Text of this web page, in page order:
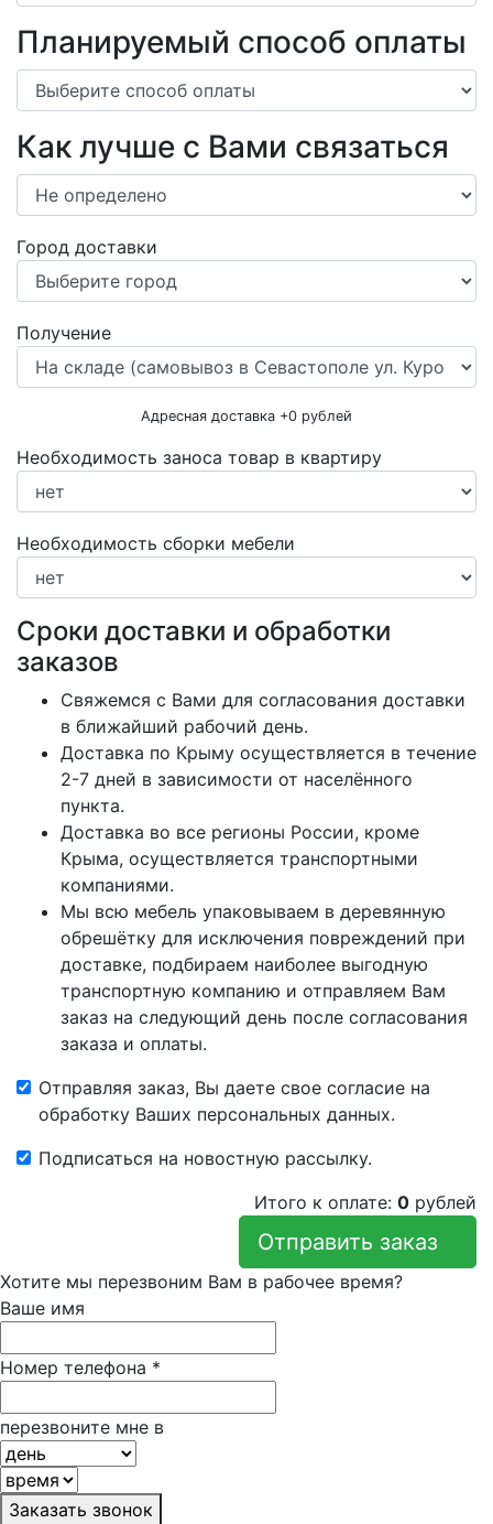
Планируемый способ оплаты
Как лучше с Вами связаться
Город доставки
Получение
Адресная доставка +0 рублей
Необходимость заноса товар в квартиру
Необходимость сборки мебели
Сроки доставки и обработки
заказов
Свяжемся с Вами для согласования доставки
в ближайший рабочий день.
Доставка по Крыму осуществляется в течение
2-7 дней в зависимости от населённого
пункта.
Доставка во все регионы России, кроме
Крыма, осуществляется транспортными
компаниями.
Мы всю мебель упаковываем в деревянную
обрешётку для исключения повреждений при
доставке, подбираем наиболее выгодную
транспортную компанию и отправляем Вам
заказ на следующий день после согласования
заказа и оплаты.
Отправляя заказ, Вы даете свое согласие на
обработку Ваших персональных данных.
Подписаться на новостную рассылку.
Итого к оплате: 0 рублей
Хотите мы перезвоним Вам в рабочее время?
Ваше имя
Номер телефона *
перезвоните мне в
Заказать звонок